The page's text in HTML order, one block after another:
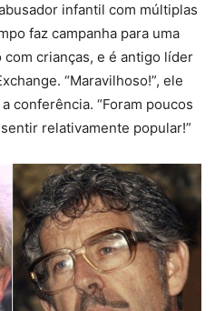
infantil com múltiplas
faz campanha para uma
crianças, e é antigo líder
“Maravilhoso!”, ele
conferência. “Foram poucos
relativamente popular!”